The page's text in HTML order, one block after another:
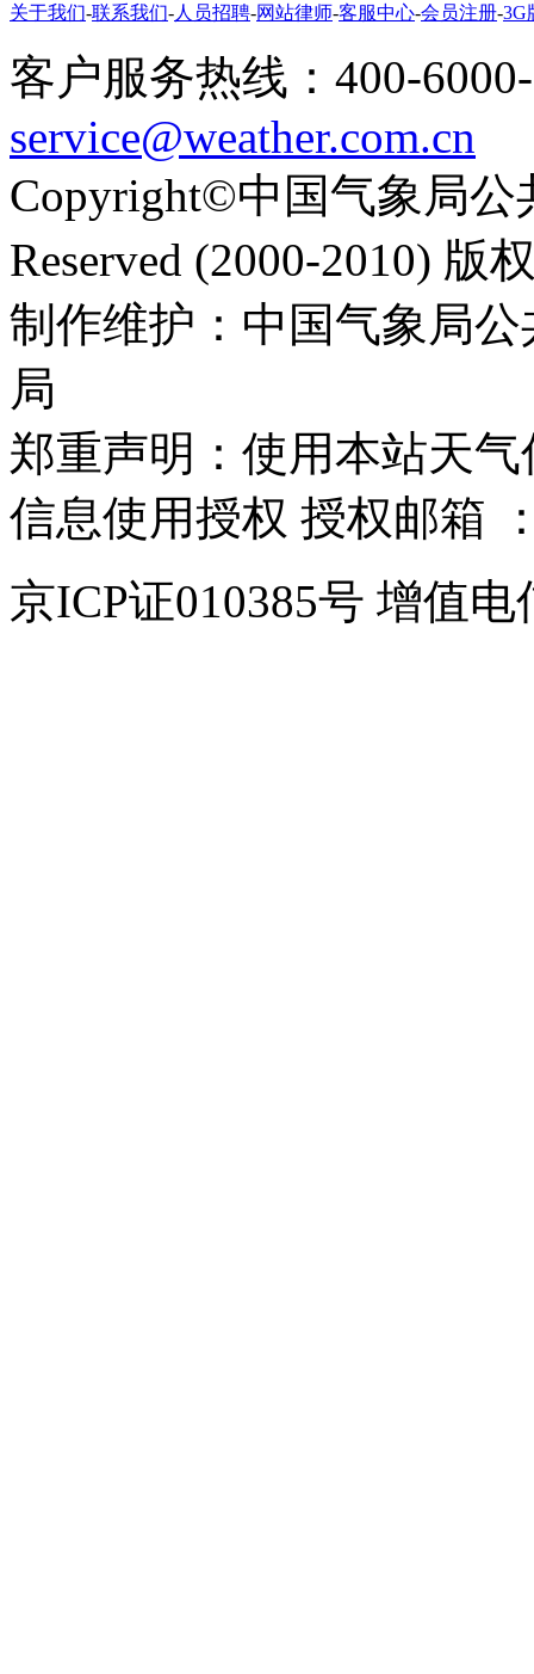
关于我们-联系我们-人员招聘-网站律师-客服中心-会员注册-3G
客户服务热线：400-
service@weather.com.cn
Copyright©中国气象局
Reserved (2000-2010) 版
制作维护：中国气象局
局
郑重声明：使用本站天
信息使用授权 授权邮箱
京ICP证010385号 增值